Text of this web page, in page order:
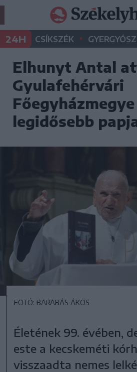
24H CSÍKSZÉK •
Elhunyt Antal
Gyulafehérvári
Főegyházmegye
legidősebb
FOTÓ: BARABÁS ÁKOS
Életének 99. évében,
este a kecskeméti
visszaadta nemes